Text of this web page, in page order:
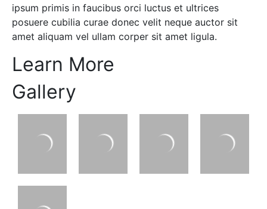
ipsum primis in faucibus orci luctus et ultrices
posuere cubilia curae donec velit neque auctor sit
amet aliquam vel ullam corper sit amet ligula.
Learn More
Gallery